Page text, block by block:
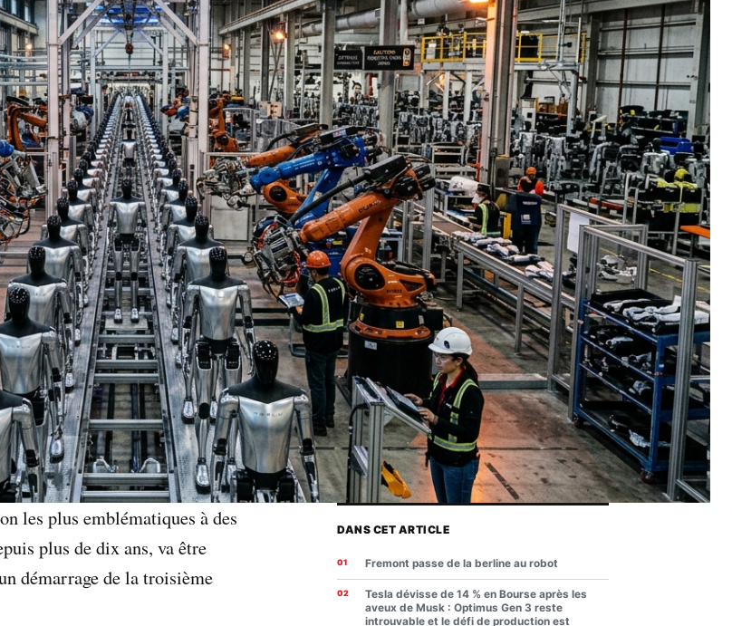
les plus emblématiques à des
plus de dix ans, va être
démarrage de la troisième
DANS CET ARTICLE
Fremont passe de la berline au robot
Tesla dévisse de 14 % en Bourse après les
aveux de Musk : Optimus Gen 3 reste
introuvable et le défi de production est